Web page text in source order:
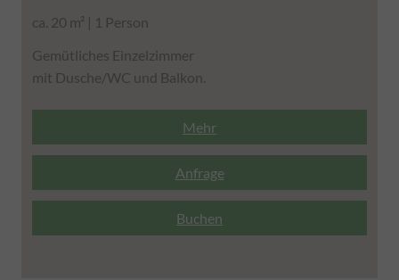
ca. 20 m² | 1 Person
Gemütliches Einzelzimmer
mit Dusche/WC und Balkon.
Mehr
Anfrage
Buchen